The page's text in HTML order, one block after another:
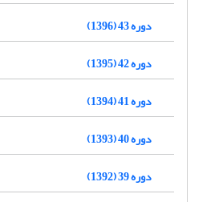
دوره 43 (1396)
دوره 42 (1395)
دوره 41 (1394)
دوره 40 (1393)
دوره 39 (1392)